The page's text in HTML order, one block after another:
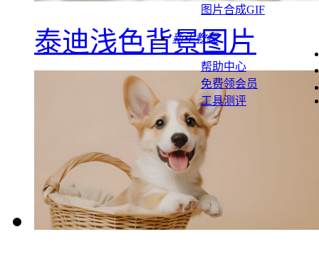
图片合成GIF
新手教程
帮助中心
免费领会员
工具测评
泰迪浅色背景图片